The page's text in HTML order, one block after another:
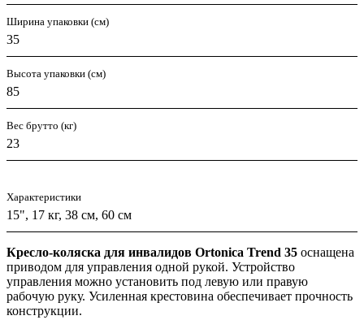
Ширина упаковки (см)
35
Высота упаковки (см)
85
Вес брутто (кг)
23
Характеристики
15", 17 кг, 38 см, 60 см
Кресло-коляска для инвалидов Ortonica Trend 35 оснащена
приводом для управления одной рукой. Устройство
управления можно установить под левую или правую
рабочую руку. Усиленная крестовина обеспечивает прочность
конструкции.